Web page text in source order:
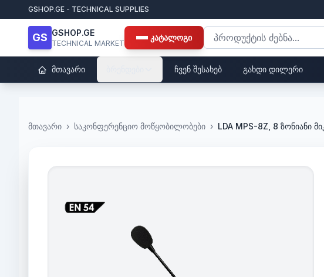
GSHOP.GE - TECHNICAL SUPPLIES
GS GSHOP.GE
TECHNICAL MARKET
კატალოგი
მთავარი ჩვენ შესახებ გახდი დილერი
მთავარი › საკონფერენციო მოწყობილობები ›